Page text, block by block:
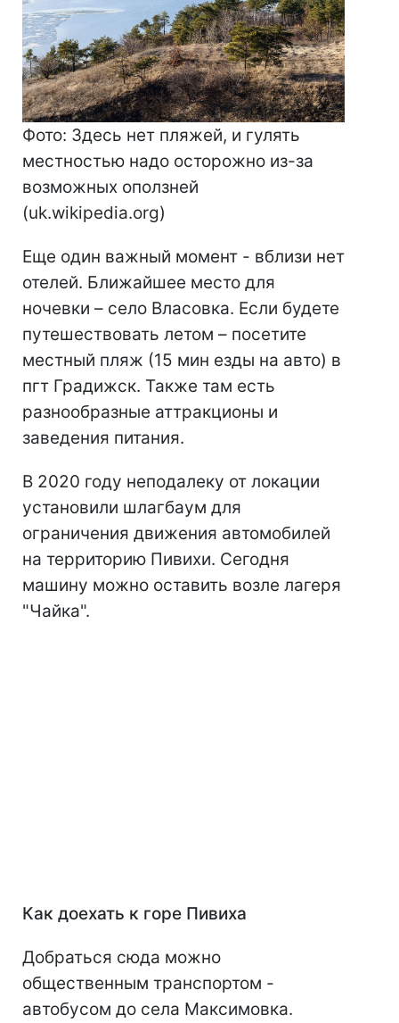
Фото: Здесь нет пляжей, и гулять
местностью надо осторожно из-за
возможных оползней
(uk.wikipedia.org)
Еще один важный момент - вблизи нет
отелей. Ближайшее место для
ночевки – село Власовка. Если будете
путешествовать летом – посетите
местный пляж (15 мин езды на авто) в
пгт Градижск. Также там есть
разнообразные аттракционы и
заведения питания.
В 2020 году неподалеку от локации
установили шлагбаум для
ограничения движения автомобилей
на территорию Пивихи. Сегодня
машину можно оставить возле лагеря
"Чайка".
Как доехать к горе Пивиха
Добраться сюда можно
общественным транспортом -
автобусом до села Максимовка.